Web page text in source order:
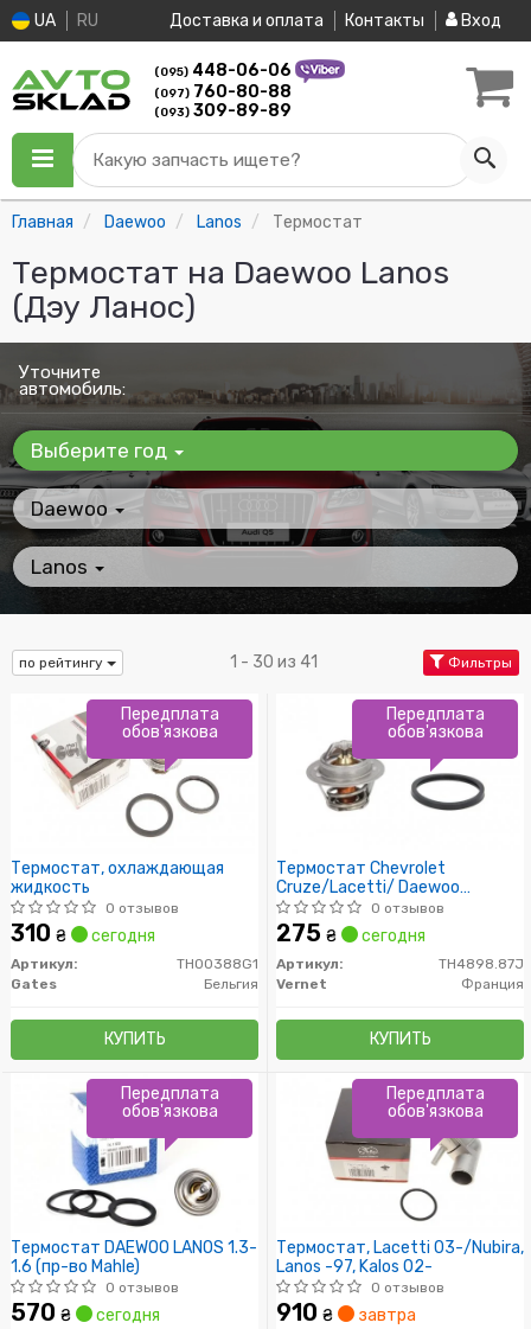
UA RU Доставка и оплата Контакты Вход
(095) 448-06-06
(097) 760-80-88
(093) 309-89-89
Какую запчасть ищете?
Главная Daewoo Lanos Термостат
Термостат на Daewoo Lanos
(Дэу Ланос)
Уточните
автомобиль:
Выберите год
Daewoo
Lanos
по рейтингу 1 - 30 из 41 Фильтры
Термостат, охлаждающая
жидкость
0 отзывов
310 ₴ сегодня
Артикул:
TH00388G1
Gates
Бельгия
КУПИТЬ
Передплата
обов'язкова
Термостат Chevrolet
Cruze/Lacetti/ Daewoo
Lanos/Nexia 1.2-2.0 95-11 (87C)
с прокладкой
0 отзывов
275 ₴ сегодня
Артикул:
TH4898.87J
Vernet
Франция
КУПИТЬ
Передплата
обов'язкова
Термостат DAEWOO LANOS 1.3-
1.6 (пр-во Mahle)
0 отзывов
570 ₴ сегодня
Передплата
обов'язкова
Термостат, Lacetti 03-/Nubira,
Lanos -97, Kalos 02-
0 отзывов
910 ₴ завтра
Передплата
обов'язкова